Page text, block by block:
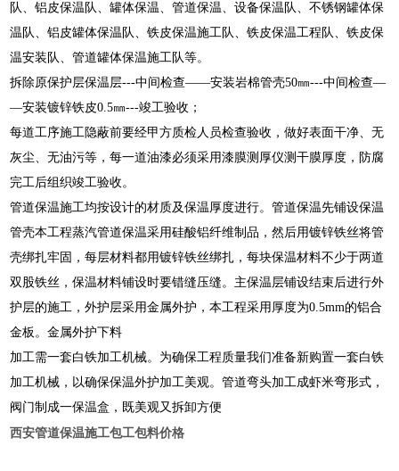
队、铝皮保温队、罐体保温、管道保温、设备保温队、不锈钢罐体保
温队、铝皮罐体保温队、铁皮保温施工队、铁皮保温工程队、铁皮保
温安装队、管道罐体保温施工队等。
拆除原保护层保温层---中间检查――安装岩棉管壳50㎜---中间检查―
―安装镀锌铁皮0.5㎜---竣工验收；
每道工序施工隐蔽前要经甲方质检人员检查验收，做好表面干净、无
灰尘、无油污等，每一道油漆必须采用漆膜测厚仪测干膜厚度，防腐
完工后组织竣工验收。
管道保温施工均按设计的材质及保温厚度进行。管道保温先铺设保温
管壳本工程蒸汽管道保温采用硅酸铝纤维制品，然后用镀锌铁丝将管
壳绑扎牢固，每层材料都用镀锌铁丝绑扎，每块保温材料不少于两道
双股铁丝，保温材料铺设时要错缝压缝。主保温层铺设结束后进行外
护层的施工，外护层采用金属外护，本工程采用厚度为0.5mm的铝合
金板。金属外护下料
加工需一套白铁加工机械。为确保工程质量我们准备新购置一套白铁
加工机械，以确保保温外护加工美观。管道弯头加工成虾米弯形式，
阀门制成一保温盒，既美观又拆卸方便
西安管道保温施工包工包料价格